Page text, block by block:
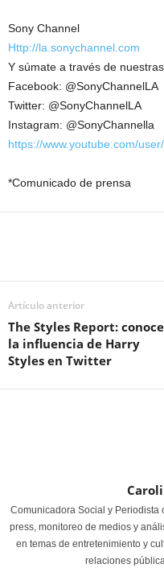
Sony Channel
Http://la.sonychannel.com
Y súmate a través de
Facebook: @SonyChannelLA
Twitter: @SonyChannelLA
Instagram: @SonyChannella
https://www.youtube.com/
*Comunicado de prensa
Artículo anterior
The Styles Report: conoce
la influencia de Harry
Styles en Twitter
Comunicadora Social y Periodista
press, monitoreo de medios y
en temas de entretenimiento y
relaciones